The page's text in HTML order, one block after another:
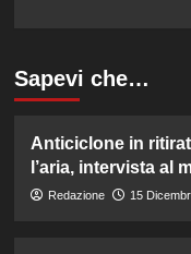
Sapevi che…
Anticiclone in
l’aria, intervista al
Redazione 15